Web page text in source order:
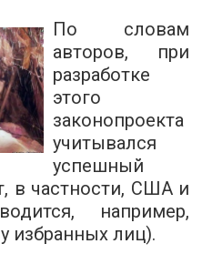
По словам
авторов, при
разработке
этого
законопроекта
учитывался
успешный
в частности, США и
например,
избранных лиц).